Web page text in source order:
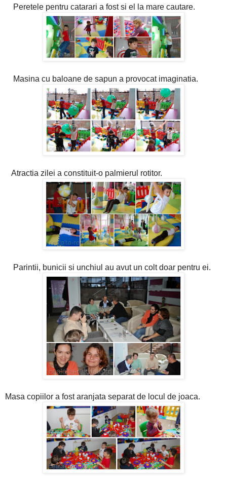
Peretele pentru catarari a fost si el la mare cautare.
Masina cu baloane de sapun a provocat imaginatia.
Atractia zilei a constituit-o palmierul rotitor.
Parintii, bunicii si unchiul au avut un colt doar pentru ei.
Masa copiilor a fost aranjata separat de locul de joaca.